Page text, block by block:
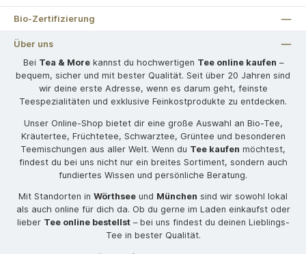
Bio-Zertifizierung
Über uns
Bei Tea & Morekannst du hochwertigen Tee online kaufen –
bequem, sicher und mit bester Qualität. Seit über 20 Jahren sind
wir deine erste Adresse, wenn es darum geht, feinste
Teespezialitäten und exklusive Feinkostprodukte zu entdecken.
Unser Online-Shop bietet dir eine große Auswahl an Bio-Tee,
Kräutertee, Früchtetee, Schwarztee, Grüntee und besonderen
Teemischungen aus aller Welt. Wenn du Tee kaufen möchtest,
findest du bei uns nicht nur ein breites Sortiment, sondern auch
fundiertes Wissen und persönliche Beratung.
Mit Standorten in Wörthsee und München sind wir sowohl lokal
als auch online für dich da. Ob du gerne im Laden einkaufst oder
lieber Tee online bestellst– bei uns findest du deinen Lieblings-
Tee in bester Qualität.